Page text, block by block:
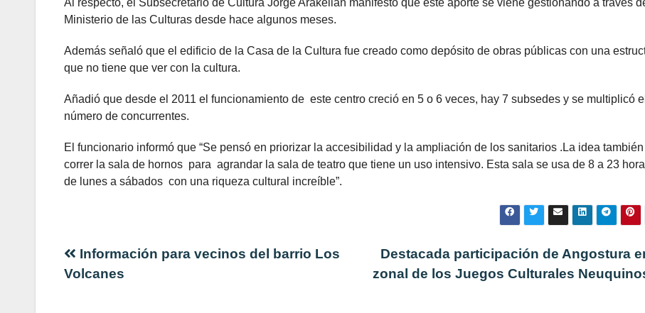
Al respecto, el Subsecretario de Cultura Jorge Arakelián manifestó que este aporte se viene gestionando a través
Ministerio de las Culturas desde hace algunos meses.
Además señaló que el edificio de la Casa de la Cultura fue creado como depósito de obras públicas con una
que no tiene que ver con la cultura.
Añadió que desde el 2011 el funcionamiento de este centro creció en 5 o 6 veces, hay 7 subsedes y se multiplicó el
número de concurrentes.
El funcionario informó que “Se pensó en priorizar la accesibilidad y la ampliación de los sanitarios .La idea
correr la sala de hornos para agrandar la sala de teatro que tiene un uso intensivo. Esta sala se usa de 8 a 23
de lunes a sábados con una riqueza cultural increíble”.
Navegación
Destacada participación de Angostura
zonal de los Juegos Culturales
Información para vecinos del barrio Los
Volcanes